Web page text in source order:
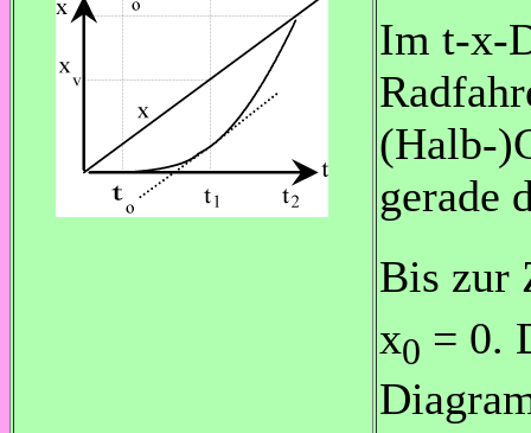
Im t-x-
(Halb-
gerade
Bis zur
x0 = 0.